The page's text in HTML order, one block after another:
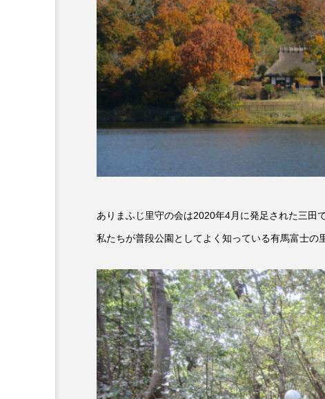
lets追求the牛肉 LOST LAND
ROKKO 森の音ミュージアム
SANDA ORGANIC VILLAGE
SIKIガーデン Autumn Season
SUNSUNキッズ The Room
Yukoの子連れハワイ旅珍道中
『今日の空が一番好き、とまだ言え
あかしあ台小学校 あじさい
あめぽったん いばら姫
おでかけ情報 おばあちゃん
かしこいグレーテル かもめ
くまぐみ くるまのなかには
ありまふじ里守の会は2020年4月に発足された三田
私たちが普段公園としてよく知っている有馬富士の